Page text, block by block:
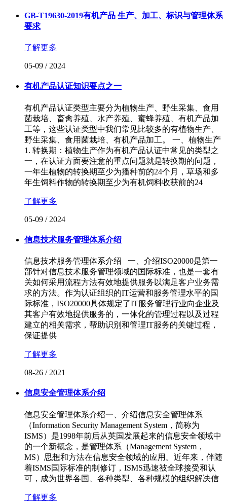
GB-T19630-2019有机产品 生产、加工、标识与管理体系
要求
了解更多
05-09 / 2024
有机产品认证知识要点之一
有机产品认证类型主要分为植物生产、野生采集、食用
菌栽培、畜禽养殖、水产养殖、蜜蜂养殖、有机产品加
工等，这些认证类型中我们常见比较多的有植物生产、
野生采集、食用菌栽培、有机产品加工。 一、植物生产
1. 转换期：植物生产作为有机产品认证中常见的类型之
一，在认证方面要注意的重点问题就是转换期的问题，
一年生植物的转换期至少为播种前的24个月，草场和多
年生饲料作物的转换期至少为有机饲料收获前的24
了解更多
05-09 / 2024
信息技术服务管理体系介绍
信息技术服务管理体系介绍 一、介绍ISO20000是第一
部针对信息技术服务管理领域的国际标准，也是一套有
关如何采用流程方法有效地提供服务以满足客户业务需
求的方法。作为认证组织的IT运营和服务管理水平的国
际标准，ISO20000具体规定了IT服务管理行业向企业及
其客户有效地提供服务的，一体化的管理过程以及过程
建立的相关需求，帮助识别和管理IT服务的关键过程，
保证提供
了解更多
08-26 / 2021
信息安全管理体系介绍
信息安全管理体系介绍一、介绍信息安全管理体系
（Information Security Management System，简称为
ISMS）是1998年前后从英国发展起来的信息安全领域中
的一个新概念，是管理体系（Management System，
MS）思想和方法在信息安全领域的应用。近年来，伴随
着ISMS国际标准的制修订，ISMS迅速被全球接受和认
可，成为世界各国、各种类型、各种规模的组织解决信
了解更多